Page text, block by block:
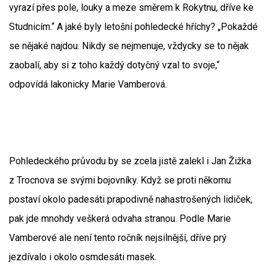
vyrazí přes pole, louky a meze směrem k Rokytnu, dříve ke
Studnicím.“ A jaké byly letošní pohledecké hříchy? „Pokaždé
se nějaké najdou. Nikdy se nejmenuje, vždycky se to nějak
zaobalí, aby si z toho každý dotyčný vzal to svoje,“
odpovídá lakonicky Marie Vamberová.
Pohledeckého průvodu by se zcela jistě zalekl i Jan Žižka
z Trocnova se svými bojovníky. Když se proti někomu
postaví okolo padesáti prapodivně nahastrošených lidiček,
pak jde mnohdy veškerá odvaha stranou. Podle Marie
Vamberové ale není tento ročník nejsilnější, dříve prý
jezdívalo i okolo osmdesáti masek.